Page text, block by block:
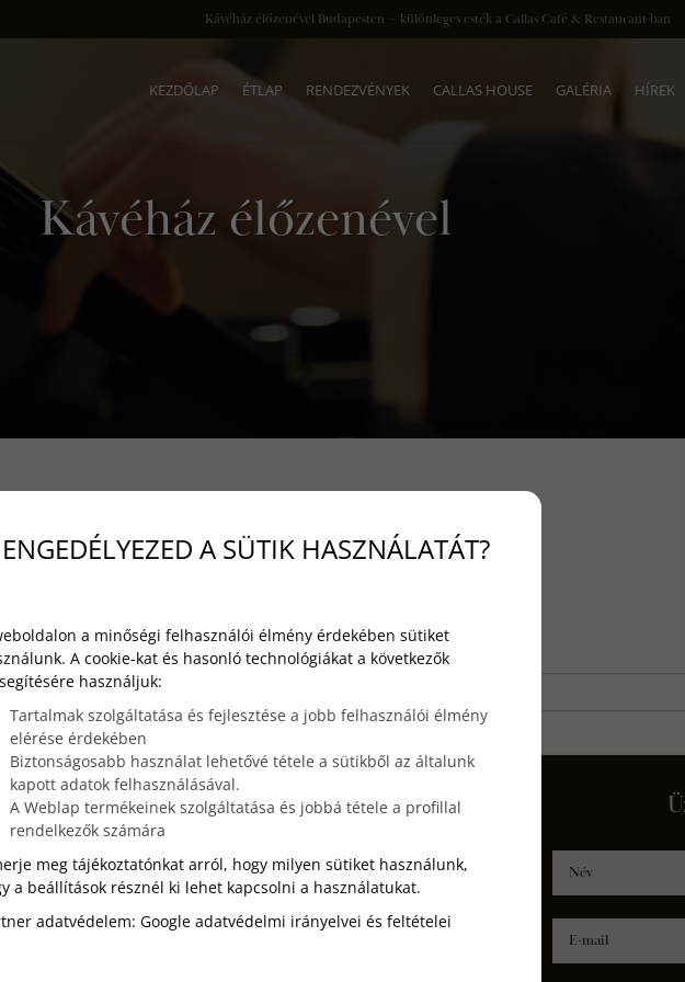
Kávéház élőzenével Budapesten – különleges esték a Callas Café & Restaurant-ban
KEZDŐLAP ÉTLAP RENDEZVÉNYEK CALLAS HOUSE GALÉRIA HÍREK
Kávéház élőzenével
a hangulat összefonódik
vendéglátóhely. A dallamok, a fények és a
a vendég nemcsak fogyaszt, hanem megél egy
a társalgás és a kávézás találkozik – ma
vissza, miközben modern, városi élményt
viszi tovább nap mint nap. Nálunk rendszeresen
és minden vendéget magával ragad. A kávéház
– és mi ezt az élményt tesszük minden estét
Név
E-mail
ENGEDÉLYEZED A SÜTIK HASZNÁLATÁT?
a minőségi felhasználói élmény érdekében sütiket
A cookie-kat és hasonló technológiákat a következők
használjuk:
Tartalmak szolgáltatása és fejlesztése a jobb felhasználói élmény
elérése érdekében
Biztonságosabb használat lehetővé tétele a sütikből az általunk
kapott adatok felhasználásával.
A Weblap termékeinek szolgáltatása és jobbá tétele a profillal
rendelkezők számára
meg tájékoztatónkat arról, hogy milyen sütiket használunk,
a beállítások résznél ki lehet kapcsolni a használatukat.
adatvédelem: Google adatvédelmi irányelvei és feltételei